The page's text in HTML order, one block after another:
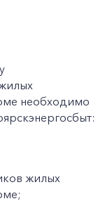
необходимо
жилых